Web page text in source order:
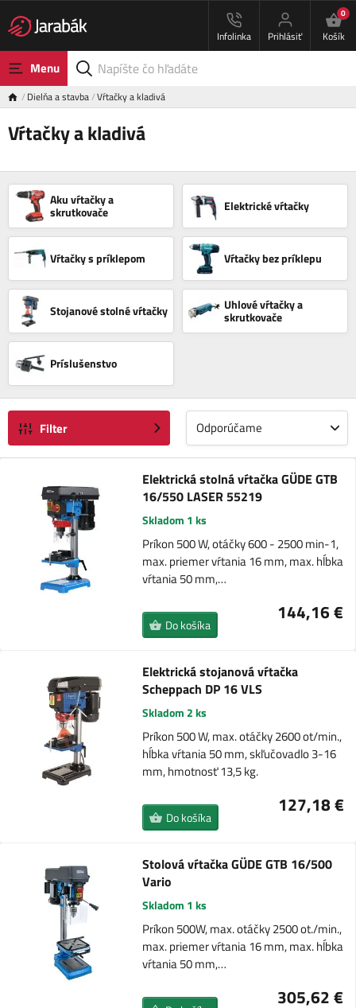
Infolinka Prihlásiť
0
Košík
Menu
Dielňa a stavba Vŕtačky a kladivá
Vŕtačky a kladivá
Aku vŕtačky a
skrutkovače Elektrické vŕtačky
Vŕtačky s príklepom Vŕtačky bez príklepu
Stojanové stolné vŕtačky Uhlové vŕtačky a
skrutkovače
Príslušenstvo
Filter Odporúčame
Elektrická stolná vŕtačka GÜDE GTB
16/550 LASER 55219
Skladom 1 ks
Príkon 500 W, otáčky 600 - 2500 min-1,
max. priemer vŕtania 16 mm, max. hĺbka
vŕtania 50 mm,…
144,16 €
Do košíka
Elektrická stojanová vŕtačka
Scheppach DP 16 VLS
Skladom 2 ks
Príkon 500 W, max. otáčky 2600 ot/min.,
hĺbka vŕtania 50 mm, skľučovadlo 3-16
mm, hmotnosť 13,5 kg.
127,18 €
Do košíka
Stolová vŕtačka GÜDE GTB 16/500
Vario
Skladom 1 ks
Príkon 500W, max. otáčky 2500 ot./min.,
max. priemer vŕtania 16 mm, max. hĺbka
vŕtania 50 mm,…
305,62 €